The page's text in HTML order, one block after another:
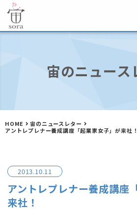
宙のニュース
HOME
宙のニュースレター
アントレプレナー養成講座「起業家女子」が来社！
2013.10.11
アントレプレナー養成講座
来社！